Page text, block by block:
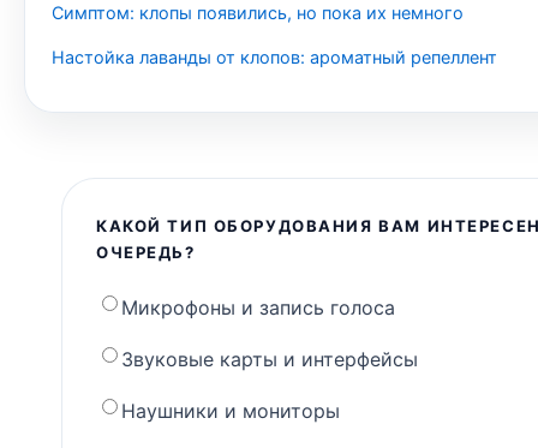
Симптом: клопы появились, но пока их немного
Настойка лаванды от клопов: ароматный репеллент
КАКОЙ ТИП ОБОРУДОВАНИЯ ВАМ
ОЧЕРЕДЬ?
Микрофоны и запись голоса
Звуковые карты и интерфейсы
Наушники и мониторы